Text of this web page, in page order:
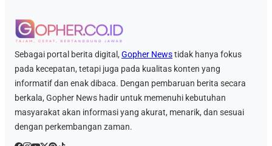
Sebagai portal berita digital, Gopher Newstidak hanya fokus
pada kecepatan, tetapi juga pada kualitas konten yang
informatif dan enak dibaca. Dengan pembaruan berita secara
berkala, Gopher News hadir untuk memenuhi kebutuhan
masyarakat akan informasi yang akurat, menarik, dan sesuai
dengan perkembangan zaman.